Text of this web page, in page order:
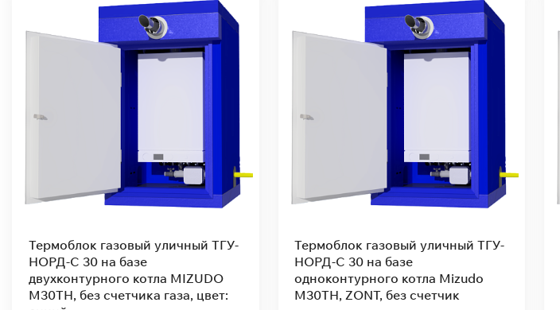
Термоблок газовый уличный ТГУ-
НОРД-С 24 на базе
одноконтурного котла MIZUDO
M24TH,без счетчика,синий
Термоблок газовый уличный ТГУ-
НОРД-С 24 на базе
двухконтурного котла Mizudo
M24T,ZONT, без счетчика